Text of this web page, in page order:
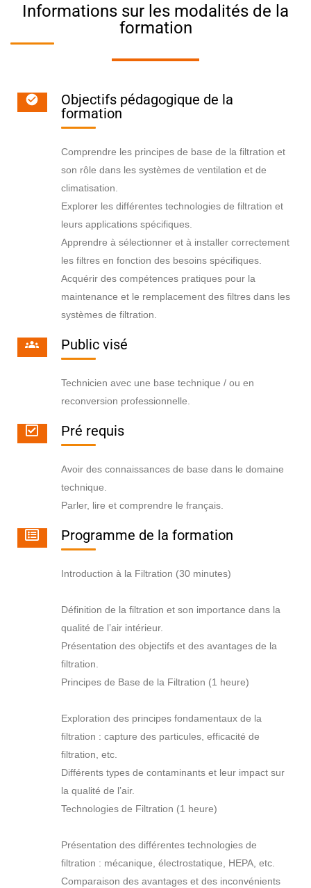
Informations sur les modalités de la
formation
Objectifs pédagogique de la
formation
Comprendre les principes de base de la filtration et
son rôle dans les systèmes de ventilation et de
climatisation.
Explorer les différentes technologies de filtration et
leurs applications spécifiques.
Apprendre à sélectionner et à installer correctement
les filtres en fonction des besoins spécifiques.
Acquérir des compétences pratiques pour la
maintenance et le remplacement des filtres dans les
systèmes de filtration.
Public visé
Technicien avec une base technique / ou en
reconversion professionnelle.
Pré requis
Avoir des connaissances de base dans le domaine
technique.
Parler, lire et comprendre le français.
Programme de la formation
Introduction à la Filtration (30 minutes)
Définition de la filtration et son importance dans la
qualité de l’air intérieur.
Présentation des objectifs et des avantages de la
filtration.
Principes de Base de la Filtration (1 heure)
Exploration des principes fondamentaux de la
filtration : capture des particules, efficacité de
filtration, etc.
Différents types de contaminants et leur impact sur
la qualité de l’air.
Technologies de Filtration (1 heure)
Présentation des différentes technologies de
filtration : mécanique, électrostatique, HEPA, etc.
Comparaison des avantages et des inconvénients